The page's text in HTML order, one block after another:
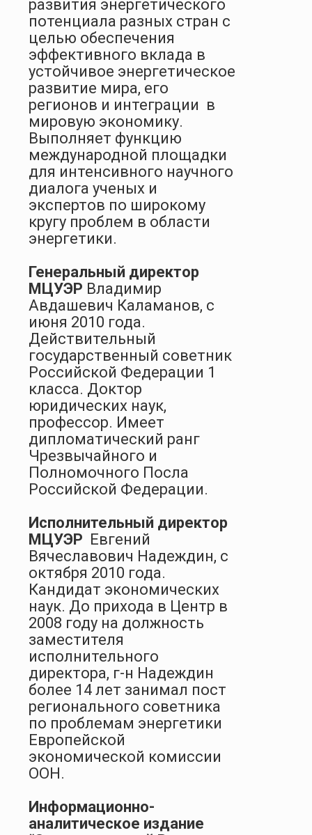
развития энергетического
потенциала разных стран с
целью обеспечения
эффективного вклада в
устойчивое энергетическое
развитие мира, его
регионов и интеграции в
мировую экономику.
Выполняет функцию
международной площадки
для интенсивного научного
диалога ученых и
экспертов по широкому
кругу проблем в области
энергетики.
Генеральный директор
МЦУЭР Владимир
Авдашевич Каламанов, с
июня 2010 года.
Действительный
государственный советник
Российской Федерации 1
класса. Доктор
юридических наук,
профессор. Имеет
дипломатический ранг
Чрезвычайного и
Полномочного Посла
Российской Федерации.
Исполнительный директор
МЦУЭР Евгений
Вячеславович Надеждин, с
октября 2010 года.
Кандидат экономических
наук. До прихода в Центр в
2008 году на должность
заместителя
исполнительного
директора, г-н Надеждин
более 14 лет занимал пост
регионального советника
по проблемам энергетики
Европейской
экономической комиссии
ООН.
Информационно-
аналитическое издание